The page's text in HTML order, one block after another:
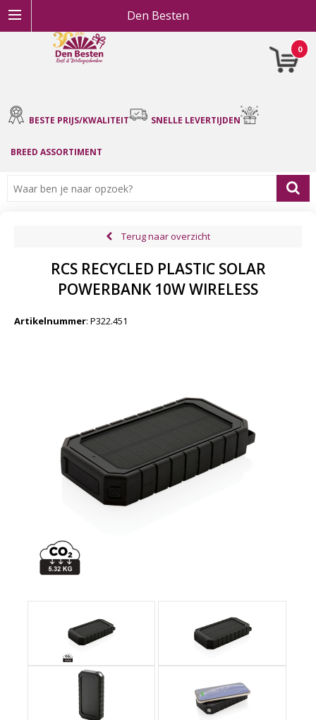
Den Besten
0
BESTE PRIJS/KWALITEIT SNELLE LEVERTIJDEN
BREED ASSORTIMENT
Terug naar overzicht
RCS RECYCLED PLASTIC SOLAR
POWERBANK 10W WIRELESS
Artikelnummer: P322.451